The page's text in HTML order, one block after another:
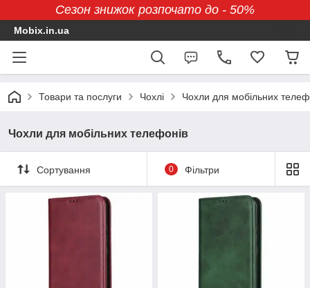
Сезон знижок розпочато до - 50%
Mobix.in.ua
Товари та послуги Чохлі Чохли для мобільних
Чохли для мобільних телефонів
Сортування 0 Фільтри